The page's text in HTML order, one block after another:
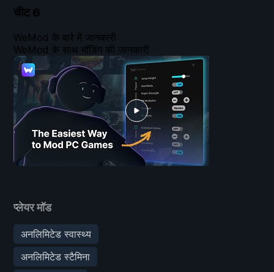
चीट 6
प्लेयर मॉड
अनलिमिटेड स्वास्थ्य
अनलिमिटेड स्टैमिना
WeMod के बारे में जानकारी
WeMod के साथ मॉडिंग की जानकारी